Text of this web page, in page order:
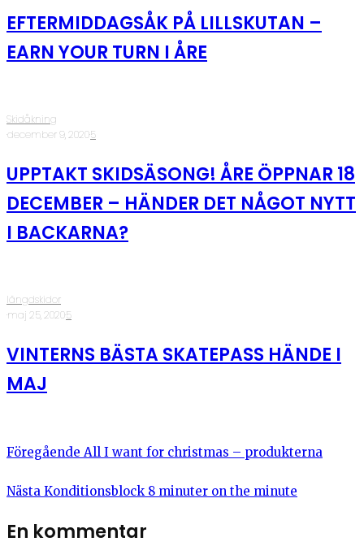
EFTERMIDDAGSÅK PÅ LILLSKUTAN –
EARN YOUR TURN I ÅRE
Skidåkning
·december 9, 2020·5
UPPTAKT SKIDSÄSONG! ÅRE ÖPPNAR 18
DECEMBER – HÄNDER DET NÅGOT NYTT
I BACKARNA?
längdskidor
·maj 25, 2020·5
VINTERNS BÄSTA SKATEPASS HÄNDE I
MAJ
Föregående All I want for christmas – produkterna
Nästa Konditionsblock 8 minuter on the minute
En kommentar